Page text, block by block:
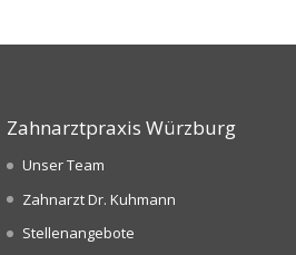
Zahnarztpraxis Würzburg
Unser Team
Zahnarzt Dr. Kuhmann
Stellenangebote